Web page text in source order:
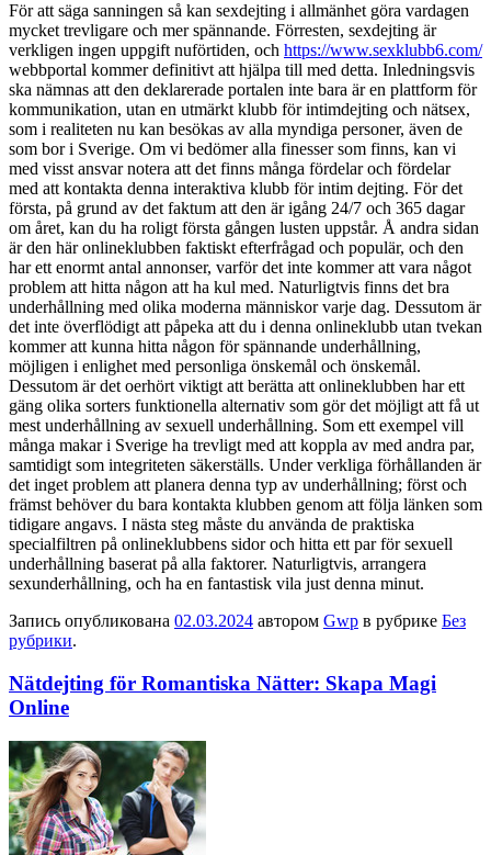
För att säga sanningen så kan sexdejting i allmänhet göra vardagen
mycket trevligare och mer spännande. Förresten, sexdejting är
verkligen ingen uppgift nuförtiden, och https://www.sexklubb6.com/
webbportal kommer definitivt att hjälpa till med detta. Inledningsvis
ska nämnas att den deklarerade portalen inte bara är en plattform för
kommunikation, utan en utmärkt klubb för intimdejting och nätsex,
som i realiteten nu kan besökas av alla myndiga personer, även de
som bor i Sverige. Om vi bedömer alla finesser som finns, kan vi
med visst ansvar notera att det finns många fördelar och fördelar
med att kontakta denna interaktiva klubb för intim dejting. För det
första, på grund av det faktum att den är igång 24/7 och 365 dagar
om året, kan du ha roligt första gången lusten uppstår. Å andra sidan
är den här onlineklubben faktiskt efterfrågad och populär, och den
har ett enormt antal annonser, varför det inte kommer att vara något
problem att hitta någon att ha kul med. Naturligtvis finns det bra
underhållning med olika moderna människor varje dag. Dessutom är
det inte överflödigt att påpeka att du i denna onlineklubb utan tvekan
kommer att kunna hitta någon för spännande underhållning,
möjligen i enlighet med personliga önskemål och önskemål.
Dessutom är det oerhört viktigt att berätta att onlineklubben har ett
gäng olika sorters funktionella alternativ som gör det möjligt att få ut
mest underhållning av sexuell underhållning. Som ett exempel vill
många makar i Sverige ha trevligt med att koppla av med andra par,
samtidigt som integriteten säkerställs. Under verkliga förhållanden är
det inget problem att planera denna typ av underhållning; först och
främst behöver du bara kontakta klubben genom att följa länken som
tidigare angavs. I nästa steg måste du använda de praktiska
specialfiltren på onlineklubbens sidor och hitta ett par för sexuell
underhållning baserat på alla faktorer. Naturligtvis, arrangera
sexunderhållning, och ha en fantastisk vila just denna minut.
Запись опубликована 02.03.2024 автором Gwp в рубрике Без
рубрики.
Nätdejting för Romantiska Nätter: Skapa Magi
Online